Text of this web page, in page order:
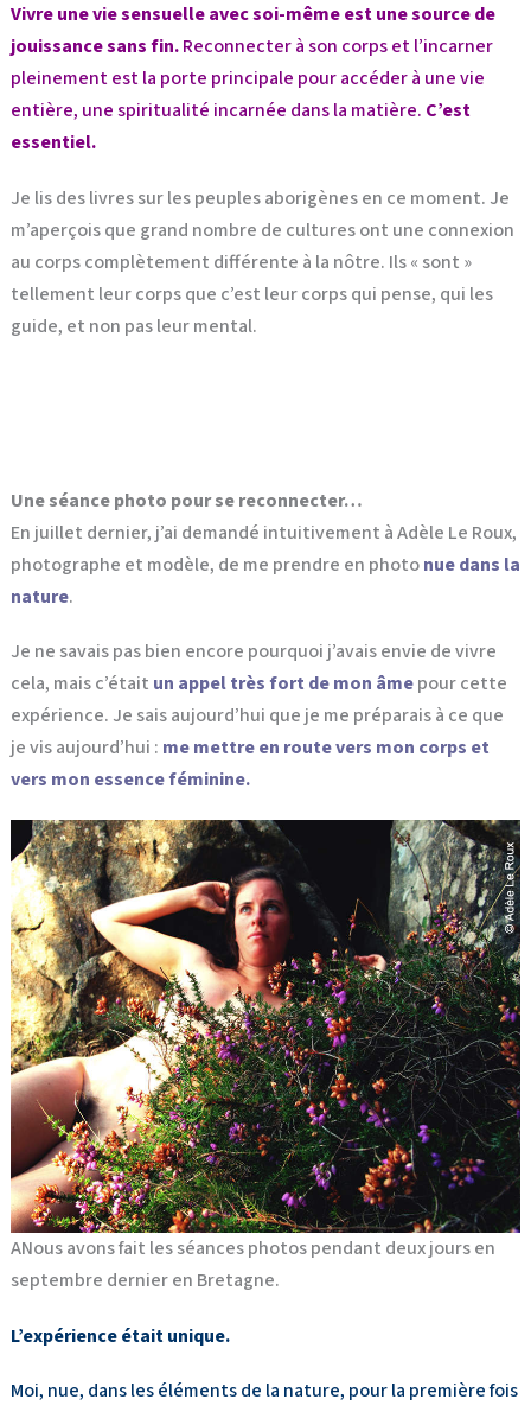
Vivre une vie sensuelle avec soi-même est une source de
jouissance sans fin.Reconnecter à son corps et l’incarner
pleinement est la porte principale pour accéder à une vie
entière, une spiritualité incarnée dans la matière. C’est
essentiel.
Je lis des livres sur les peuples aborigènes en ce moment. Je
m’aperçois que grand nombre de cultures ont une connexion
au corps complètement différente à la nôtre. Ils « sont »
tellement leur corps que c’est leur corps qui pense, qui les
guide, et non pas leur mental.
Une séance photo pour se reconnecter…
En juillet dernier, j’ai demandé intuitivement à Adèle Le Roux,
photographe et modèle, de me prendre en photonue dans la
nature.
Je ne savais pas bien encore pourquoi j’avais envie de vivre
cela, mais c’était un appel très fort de mon âmepour cette
expérience. Je sais aujourd’hui que je me préparais à ce que
je vis aujourd’hui : me mettre en route vers mon corps et
vers mon essence féminine.
ANous avons fait les séances photos pendant deux jours en
septembre dernier en Bretagne.
L’expérience était unique.
Moi, nue, dans les éléments de la nature, pour la première fois